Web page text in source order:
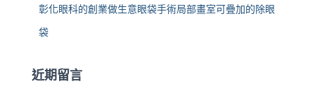
彰化眼科的創業做生意眼袋手術局部畫室可疊加的除眼
袋
近期留言